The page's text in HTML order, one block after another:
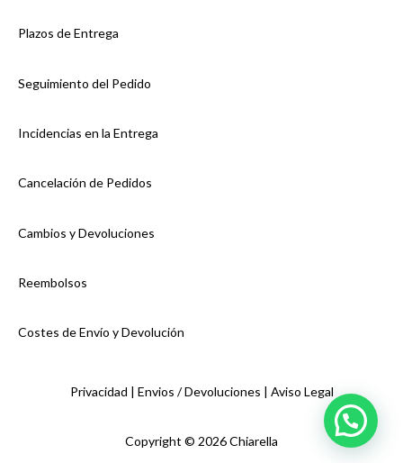
Plazos de Entrega
Seguimiento del Pedido
Incidencias en la Entrega
Cancelación de Pedidos
Cambios y Devoluciones
Reembolsos
Costes de Envío y Devolución
Privacidad | Envios / Devoluciones | Aviso Legal
Copyright © 2026 Chiarella